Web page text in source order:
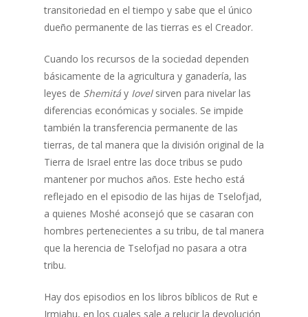
transitoriedad en el tiempo y sabe que el único
dueño permanente de las tierras es el Creador.
Cuando los recursos de la sociedad dependen
básicamente de la agricultura y ganadería, las
leyes de Shemitáy Iovel sirven para nivelar las
diferencias económicas y sociales. Se impide
también la transferencia permanente de las
tierras, de tal manera que la división original de la
Tierra de Israel entre las doce tribus se pudo
mantener por muchos años. Este hecho está
reflejado en el episodio de las hijas de Tselofjad,
a quienes Moshé aconsejó que se casaran con
hombres pertenecientes a su tribu, de tal manera
que la herencia de Tselofjad no pasara a otra
tribu.
Hay dos episodios en los libros bíblicos de Rut e
Irmiahu, en los cuales sale a relucir la devolución